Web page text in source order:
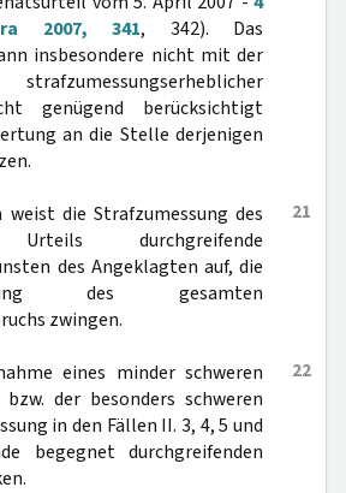
2007, 341, 342). Das
insbesondere nicht mit der
genügend berücksichtigt
an die Stelle derjenigen
21
weist die Strafzumessung des
Urteils durchgreifende
des Angeklagten auf, die
des gesamten
zwingen.
22
eines minder schweren
der besonders schweren
in den Fällen II. 3, 4, 5 und
begegnet durchgreifenden